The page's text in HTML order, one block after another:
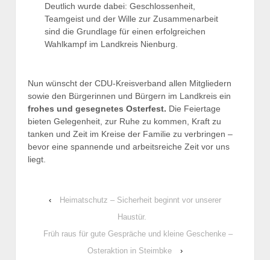
Deutlich wurde dabei: Geschlossenheit,
Teamgeist und der Wille zur Zusammenarbeit
sind die Grundlage für einen erfolgreichen
Wahlkampf im Landkreis Nienburg.
Nun wünscht der CDU-Kreisverband allen Mitgliedern
sowie den Bürgerinnen und Bürgern im Landkreis ein
frohes und gesegnetes Osterfest. Die Feiertage
bieten Gelegenheit, zur Ruhe zu kommen, Kraft zu
tanken und Zeit im Kreise der Familie zu verbringen –
bevor eine spannende und arbeitsreiche Zeit vor uns
liegt.
‹
Heimatschutz – Sicherheit beginnt vor unserer
Haustür.
Früh raus für gute Gespräche und kleine Geschenke –
Osteraktion in Steimbke
›